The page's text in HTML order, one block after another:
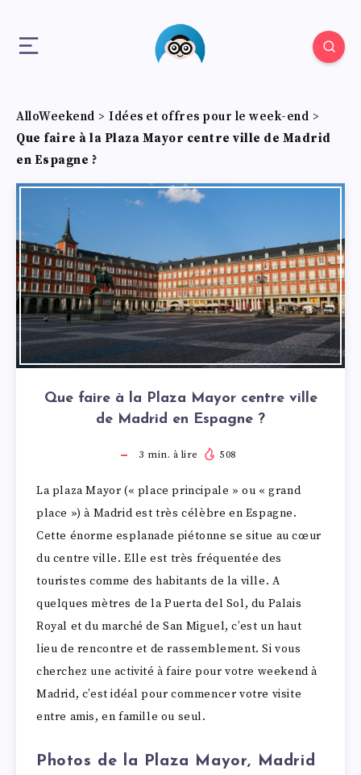
AlloWeekend > Idées et offres pour le week-end >
Que faire à la Plaza Mayor centre ville de Madrid
en Espagne ?
Que faire à la Plaza Mayor centre ville
de Madrid en Espagne ?
3 min. à lire 508
La plaza Mayor (« place principale » ou « grand
place ») à Madrid est très célèbre en Espagne.
Cette énorme esplanade piétonne se situe au cœur
du centre ville. Elle est très fréquentée des
touristes comme des habitants de la ville. A
quelques mètres de la Puerta del Sol, du Palais
Royal et du marché de San Miguel, c’est un haut
lieu de rencontre et de rassemblement. Si vous
cherchez une activité à faire pour votre weekend à
Madrid, c’est idéal pour commencer votre visite
entre amis, en famille ou seul.
Photos de la Plaza Mayor, Madrid